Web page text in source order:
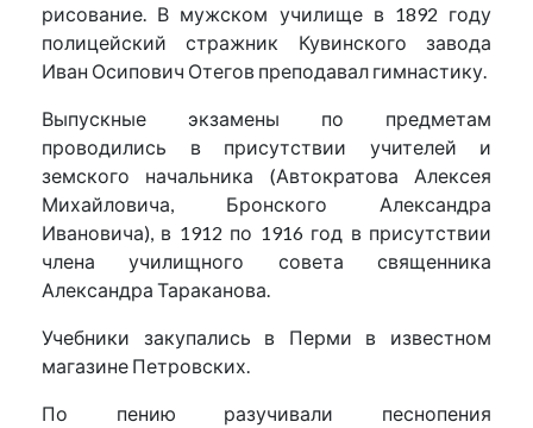
рисование. В мужском училище в 1892 году
полицейский стражник Кувинского завода
Иван Осипович Отегов преподавал гимнастику.
Выпускные экзамены по предметам
проводились в присутствии учителей и
земского начальника (Автократова Алексея
Михайловича, Бронского Александра
Ивановича), в 1912 по 1916 год в присутствии
члена училищного совета священника
Александра Тараканова.
Учебники закупались в Перми в известном
магазине Петровских.
По пению разучивали песнопения